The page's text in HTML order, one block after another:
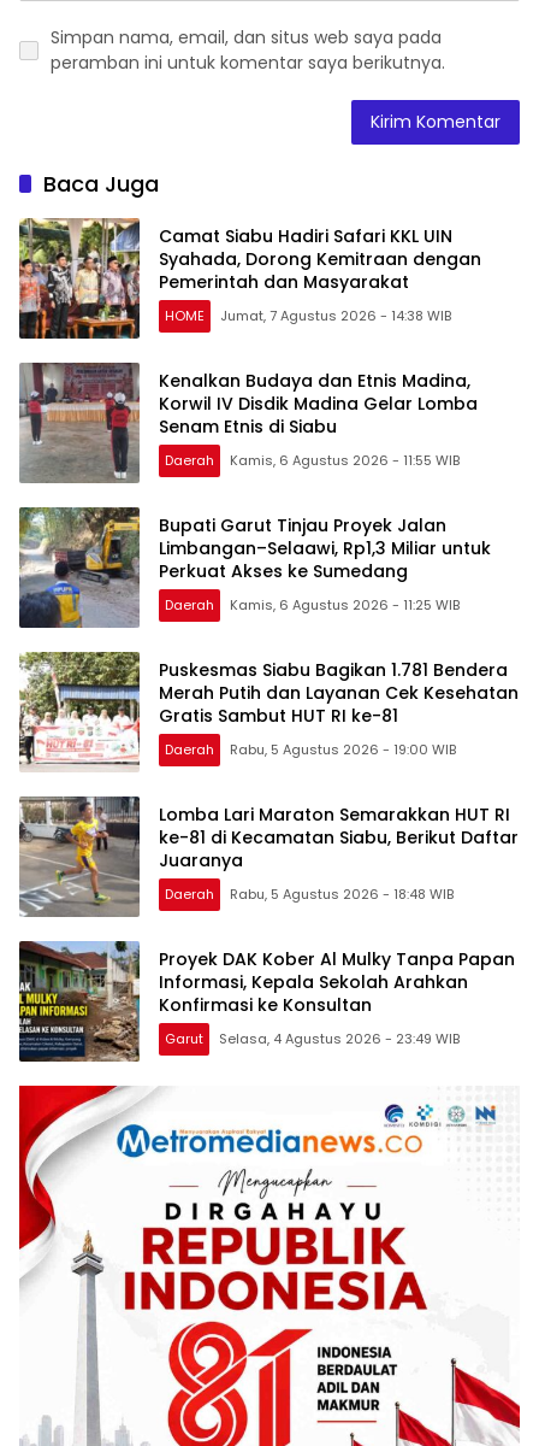
Simpan nama, email, dan situs web saya pada
peramban ini untuk komentar saya berikutnya.
Baca Juga
Camat Siabu Hadiri Safari KKL UIN
Syahada, Dorong Kemitraan dengan
Pemerintah dan Masyarakat
HOME Jumat, 7 Agustus 2026 - 14:38 WIB
Kenalkan Budaya dan Etnis Madina,
Korwil IV Disdik Madina Gelar Lomba
Senam Etnis di Siabu
Daerah Kamis, 6 Agustus 2026 - 11:55 WIB
Bupati Garut Tinjau Proyek Jalan
Limbangan–Selaawi, Rp1,3 Miliar untuk
Perkuat Akses ke Sumedang
Daerah Kamis, 6 Agustus 2026 - 11:25 WIB
Puskesmas Siabu Bagikan 1.781 Bendera
Merah Putih dan Layanan Cek Kesehatan
Gratis Sambut HUT RI ke-81
Daerah Rabu, 5 Agustus 2026 - 19:00 WIB
Lomba Lari Maraton Semarakkan HUT RI
ke-81 di Kecamatan Siabu, Berikut Daftar
Juaranya
Daerah Rabu, 5 Agustus 2026 - 18:48 WIB
Proyek DAK Kober Al Mulky Tanpa Papan
Informasi, Kepala Sekolah Arahkan
Konfirmasi ke Konsultan
Garut Selasa, 4 Agustus 2026 - 23:49 WIB